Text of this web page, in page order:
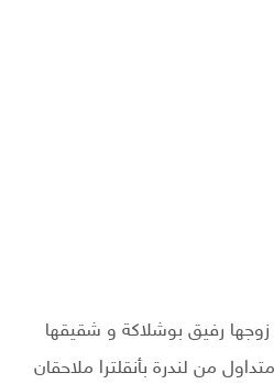
زوجها رفيق بوشلاكة و شقيقها
من لندرة بأنقلترا ملاحقان